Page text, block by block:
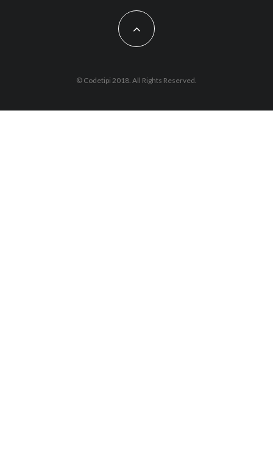
© Codetipi 2018. All Rights Reserved.